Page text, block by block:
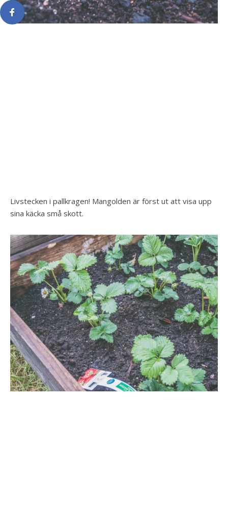
Livstecken i pallkragen! Mangolden är först ut att visa upp
sina käcka små skott.